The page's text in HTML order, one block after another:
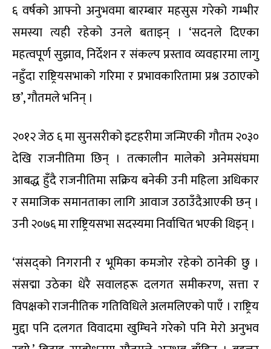
६ वर्षको आफ्नो अनुभवमा बारम्बार महसुस गरेको गम्भीर
समस्या त्यही रहेको उनले बताइन् । ‘सदनले दिएका
महत्वपूर्ण सुझाव, निर्देशन र संकल्प प्रस्ताव व्यवहारमा लागु
नहुँदा राष्ट्रियसभाको गरिमा र प्रभावकारितामा प्रश्न उठाएको
छ’, गौतमले भनिन् ।
२०१२ जेठ ६ मा सुनसरीको इटहरीमा जन्मिएकी गौतम २०३०
देखि राजनीतिमा छिन् । तत्कालीन मालेको अनेमसंघमा
आबद्ध हुँदै राजनीतिमा सक्रिय बनेकी उनी महिला अधिकार
र समाजिक समानताका लागि आवाज उठाउँदैआएकी छन् ।
उनी २०७६ मा राष्ट्रियसभा सदस्यमा निर्वाचित भएकी थिइन् ।
‘संसद्को निगरानी र भूमिका कमजोर रहेको ठानेकी छु ।
संसद्मा उठेका धेरै सवालहरू दलगत समीकरण, सत्ता र
विपक्षको राजनीतिक गतिविधिले अलमलिएको पाएँ । राष्ट्रिय
मुद्दा पनि दलगत विवादमा खुम्चिने गरेको पनि मेरो अनुभव